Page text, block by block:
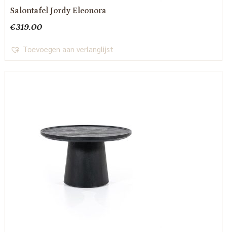
Salontafel Jordy Eleonora
€319.00
Toevoegen aan verlanglijst